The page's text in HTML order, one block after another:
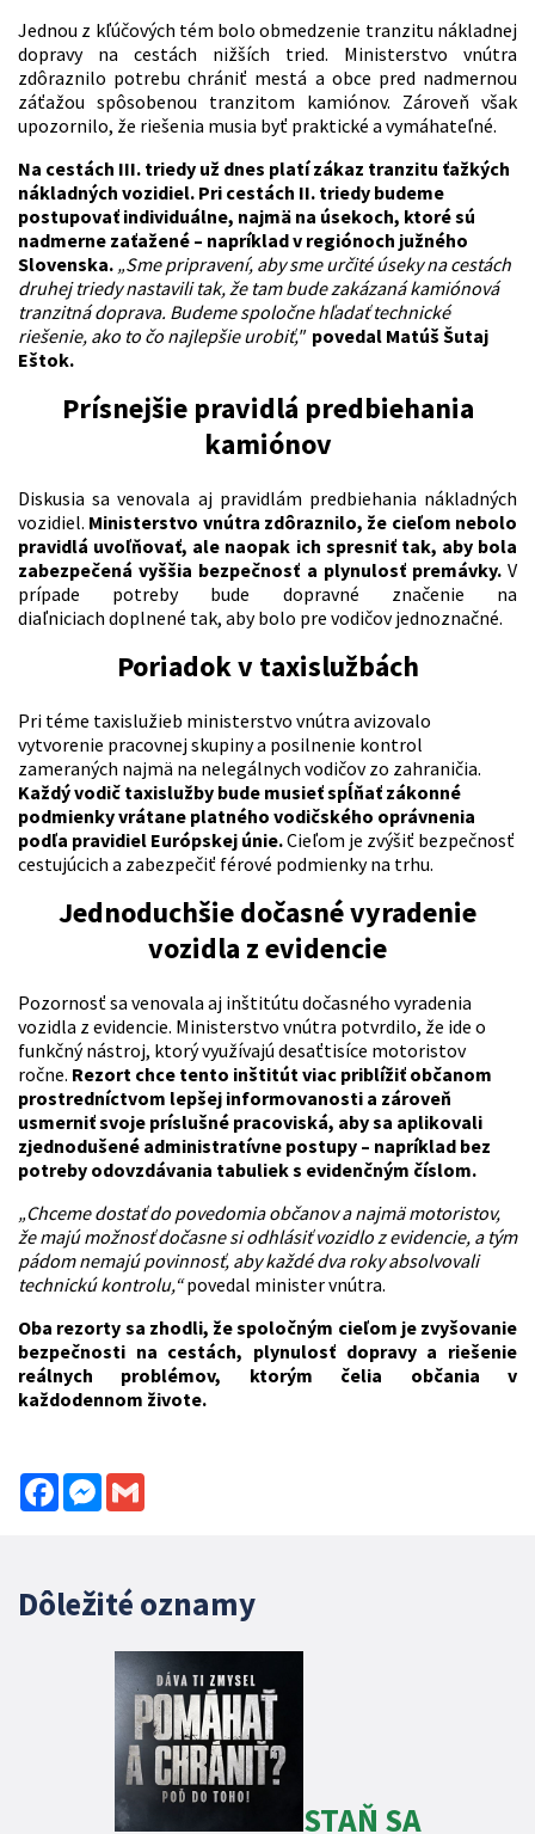
Jednou z kľúčových tém bolo obmedzenie tranzitu nákladnej
dopravy na cestách nižších tried. Ministerstvo vnútra
zdôraznilo potrebu chrániť mestá a obce pred nadmernou
záťažou spôsobenou tranzitom kamiónov. Zároveň však
upozornilo, že riešenia musia byť praktické a vymáhateľné.
Na cestách III. triedy už dnes platí zákaz tranzitu ťažkých
nákladných vozidiel. Pri cestách II. triedy budeme
postupovať individuálne, najmä na úsekoch, ktoré sú
nadmerne zaťažené – napríklad v regiónoch južného
Slovenska. „Sme pripravení, aby sme určité úseky na cestách
druhej triedy nastavili tak, že tam bude zakázaná kamiónová
tranzitná doprava. Budeme spoločne hľadať technické
riešenie, ako to čo najlepšie urobiť," povedal Matúš Šutaj
Eštok.
Prísnejšie pravidlá predbiehania
kamiónov
Diskusia sa venovala aj pravidlám predbiehania nákladných
vozidiel. Ministerstvo vnútra zdôraznilo, že cieľom nebolo
pravidlá uvoľňovať, ale naopak ich spresniť tak, aby bola
zabezpečená vyššia bezpečnosť a plynulosť premávky.V
prípade potreby bude dopravné značenie na
diaľniciach doplnené tak, aby bolo pre vodičov jednoznačné.
Poriadok v taxislužbách
Pri téme taxislužieb ministerstvo vnútra avizovalo
vytvorenie pracovnej skupiny a posilnenie kontrol
zameraných najmä na nelegálnych vodičov zo zahraničia.
Každý vodič taxislužby bude musieť spĺňať zákonné
podmienky vrátane platného vodičského oprávnenia
podľa pravidiel Európskej únie.Cieľom je zvýšiť bezpečnosť
cestujúcich a zabezpečiť férové podmienky na trhu.
Jednoduchšie dočasné vyradenie
vozidla z evidencie
Pozornosť sa venovala aj inštitútu dočasného vyradenia
vozidla z evidencie. Ministerstvo vnútra potvrdilo, že ide o
funkčný nástroj, ktorý využívajú desaťtisíce motoristov
ročne. Rezort chce tento inštitút viac priblížiť občanom
prostredníctvom lepšej informovanosti a zároveň
usmerniť svoje príslušné pracoviská, aby sa aplikovali
zjednodušené administratívne postupy – napríklad bez
potreby odovzdávania tabuliek s evidenčným číslom.
„Chceme dostať do povedomia občanov a najmä motoristov,
že majú možnosť dočasne si odhlásiť vozidlo z evidencie, a tým
pádom nemajú povinnosť, aby každé dva roky absolvovali
technickú kontrolu,“povedal minister vnútra.
Oba rezorty sa zhodli, že spoločným cieľom je zvyšovanie
bezpečnosti na cestách, plynulosť dopravy a riešenie
reálnych problémov, ktorým čelia občania v
každodennom živote.
FacebookMessenger
Dôležité oznamy
STAŇ SA